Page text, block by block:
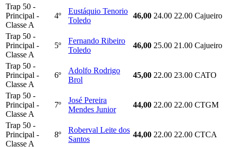
Trap 50 -
Principal -
Classe A
4º
Eustáquio Tenorio
Toledo
46,00 24.00 22.00 Cajueiro
Trap 50 -
Principal -
Classe A
5º
Fernando Ribeiro
Toledo
46,00 25.00 21.00 Cajueiro
Trap 50 -
Principal -
Classe A
6º
Adolfo Rodrigo
Brol
45,00 22.00 23.00 CATO
Trap 50 -
Principal -
Classe A
7º
José Pereira
Mendes Junior
44,00 22.00 22.00 CTGM
Trap 50 -
Principal -
Classe A
8º
Roberval Leite dos
Santos
44,00 22.00 22.00 CTCA